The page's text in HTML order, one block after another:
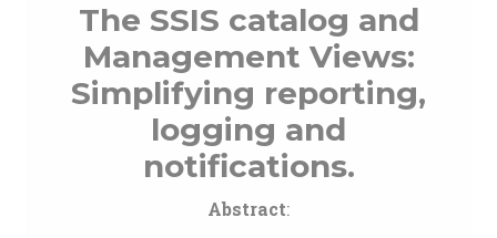
The SSIS catalog and
Management Views:
Simplifying reporting,
logging and
notifications.
Abstract: